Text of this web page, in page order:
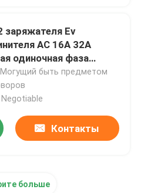
вилки авиации
авиации
питания
заряжателя Ev
AC 16A 32A
одиночная фаза
Могущий быть предметом
Контакты
больше